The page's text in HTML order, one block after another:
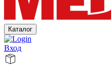
Каталог
Вход